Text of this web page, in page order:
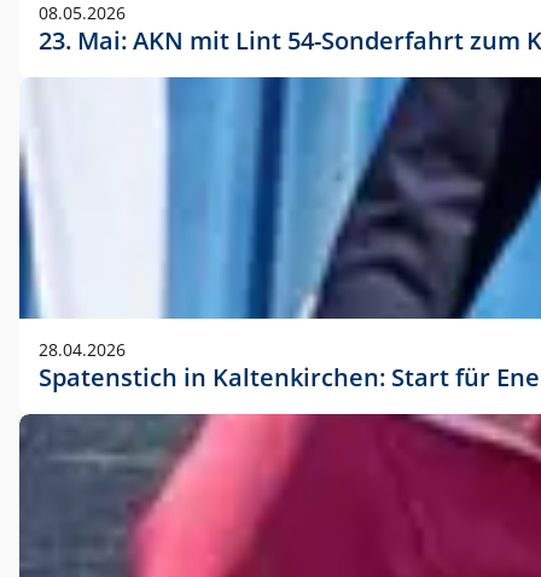
08.05.2026
23. Mai: AKN mit Lint 54-Sonderfahrt
28.04.2026
Spatenstich in Kaltenkirchen: Start für